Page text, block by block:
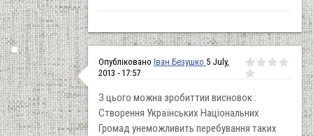
Опубліковано Іван Безушко 5 July,
2013 - 17:57
З цього можна зробиттии висновок :
Створення Українських Національних
Громад унеможливить перебування таких